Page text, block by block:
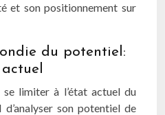
et son positionnement sur
du potentiel:
se limiter à l’état actuel du
son potentiel de